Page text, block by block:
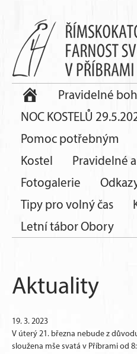
Pravidelné
NOC KOSTELŮ
Pomoc potřebným
Kostel
Pravidelné
Fotogalerie
Tipy pro volný čas
Letní tábor Obory
Aktuality
19. 3. 2023
V úterý 21. března nebude z
sloužena mše svatá v Příbrami od